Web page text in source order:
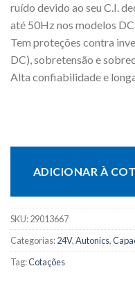
ruído devido ao seu C.I.
até 50Hz nos modelos
Tem proteções contra
DC), sobretensão e
Alta confiabilidade e
ADICIONAR À
SKU:29013667
Categorias:24V,Autonics,
Tag:Cotações